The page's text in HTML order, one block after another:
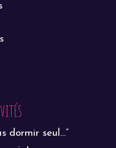
dormir seul…”